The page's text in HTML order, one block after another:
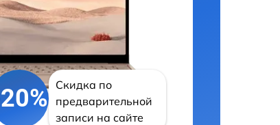
Скидка по
предварительной
записи на сайте